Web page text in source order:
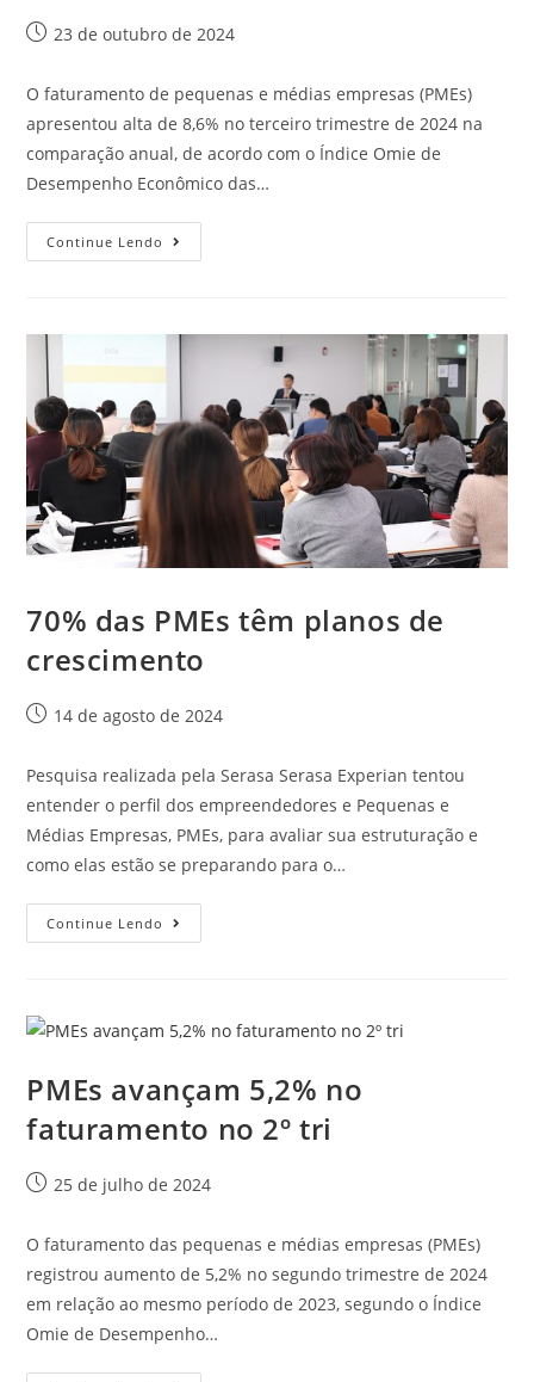
23 de outubro de 2024
O faturamento de pequenas e médias empresas (PMEs)
apresentou alta de 8,6% no terceiro trimestre de 2024 na
comparação anual, de acordo com o Índice Omie de
Desempenho Econômico das…
Continue Lendo
70% das PMEs têm planos de
crescimento
14 de agosto de 2024
Pesquisa realizada pela Serasa Serasa Experian tentou
entender o perfil dos empreendedores e Pequenas e
Médias Empresas, PMEs, para avaliar sua estruturação e
como elas estão se preparando para o…
Continue Lendo
PMEs avançam 5,2% no
faturamento no 2º tri
25 de julho de 2024
O faturamento das pequenas e médias empresas (PMEs)
registrou aumento de 5,2% no segundo trimestre de 2024
em relação ao mesmo período de 2023, segundo o Índice
Omie de Desempenho…